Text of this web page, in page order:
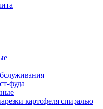
фуда
картофеля спиралью